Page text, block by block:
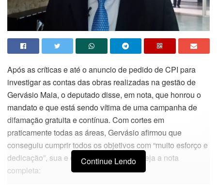
Após as críticas e até o anuncio de pedido de CPI para
investigar as contas das obras realizadas na gestão de
Gervásio Maia, o deputado disse, em nota, que honrou o
mandato e que está sendo vítima de uma campanha de
difamação gratuita e contínua. Com cortes em
praticamente todas as áreas, Gervásio afirmou que
conseguiu cumprir todos os objetivos com “muito esforço e
dedicação”, sua e de toda sua equipe. Veja a nota
completa:
Continue Lendo